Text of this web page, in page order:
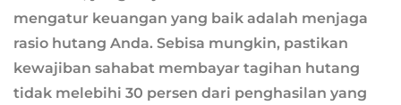
mengatur keuangan yang baik adalah menjaga
rasio hutang Anda. Sebisa mungkin, pastikan
kewajiban sahabat membayar tagihan hutang
tidak melebihi 30 persen dari penghasilan yang